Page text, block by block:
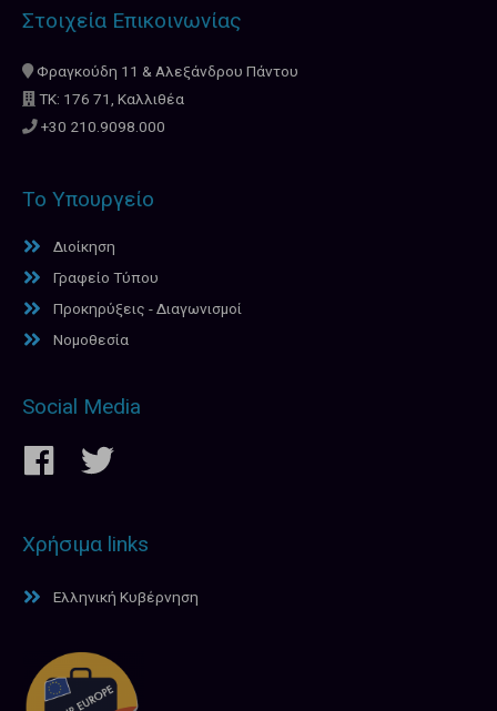
Στοιχεία Επικοινωνίας
Φραγκούδη 11 & Αλεξάνδρου Πάντου
ΤΚ: 176 71, Καλλιθέα
+30 210.9098.000
Το Υπουργείο
Διοίκηση
Γραφείο Τύπου
Προκηρύξεις - Διαγωνισμοί
Νομοθεσία
Social Media
Χρήσιμα links
Ελληνική Κυβέρνηση